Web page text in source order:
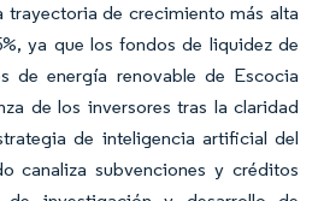
trayectoria de crecimiento más alta
ya que los fondos de liquidez de
de energía renovable de Escocia
de los inversores tras la claridad
de inteligencia artificial del
canaliza subvenciones y créditos